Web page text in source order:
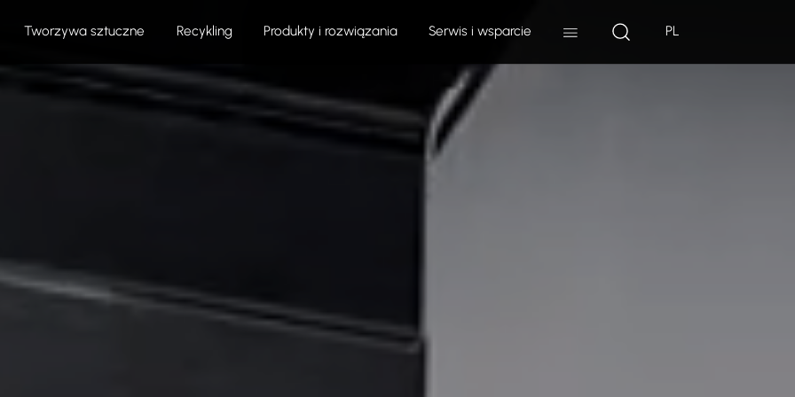
Tworzywa sztuczne Recykling Produkty i rozwiązania Serwis i wsparcie PL